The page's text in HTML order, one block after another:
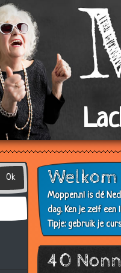
Ok
Moppen.nl is dé
dag. Ken je zelf een
Tipje: gebruik je
40